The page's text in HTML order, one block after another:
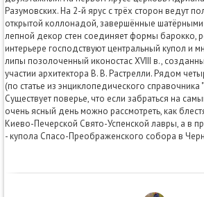
Разумовских. На 2-й ярус с трёх сторон ведут
открытой коллонадой, завершённые
лепной декор стен соединяет формы барокко,
интерьере господствуют центральный купол и
липы позолоченный иконостас XVIII в.,
участии архитектора В. В. Растрелли. Рядом
(по статье из энциклопедического
Существует поверье, что если забраться на
очень ясный день можно рассмотреть, как
Киево-Печерской Свято-Успенской лавры, а в
- купола Спасо-Преображенского собора в